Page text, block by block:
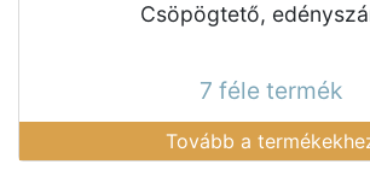
Csöpögtető,
7 féle termék
Tovább a